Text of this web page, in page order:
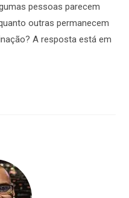
pessoas parecem
outras permanecem
A resposta está em